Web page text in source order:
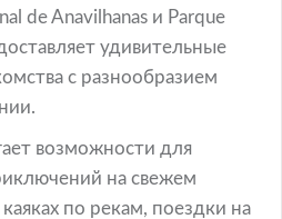
de Anavilhanas и Parque
удивительные
с разнообразием
возможности для
на свежем
по рекам, поездки на